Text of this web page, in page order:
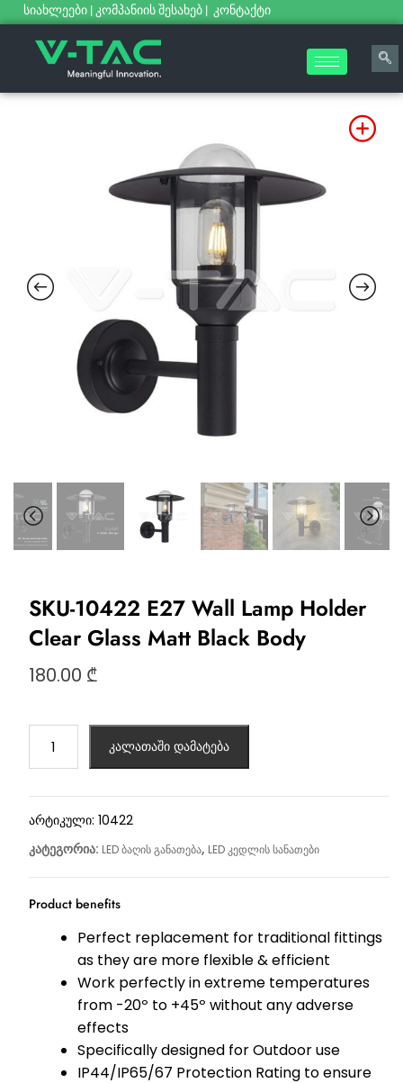
სიახლეები | კომპანიის შესახებ | კონტაქტი
SKU-10422 E27 Wall Lamp Holder
Clear Glass Matt Black Body
180.00 ₾
კალათაში დამატება
არტიკული: 10422
კატეგორია: LED ბაღის განათება, LED კედლის სანათები
Product benefits
Perfect replacement for traditional fittings
as they are more flexible & efficient
Work perfectly in extreme temperatures
from -20º to +45º without any adverse
effects
Specifically designed for Outdoor use
IP44/IP65/67 Protection Rating to ensure